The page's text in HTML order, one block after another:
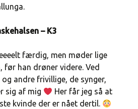
– K3
færdig, men møder lige
før han drøner videre. Ved
andre frivillige, de synger,
sig af mig
Her får jeg så at
kvinde der er nået dertil.